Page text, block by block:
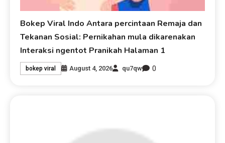
Bokep Viral Indo Antara percintaan Remaja dan
Tekanan Sosial: Pernikahan mula dikarenakan
Interaksi ngentot Pranikah Halaman 1
bokep viral August 4, 2026 qu7qw 0